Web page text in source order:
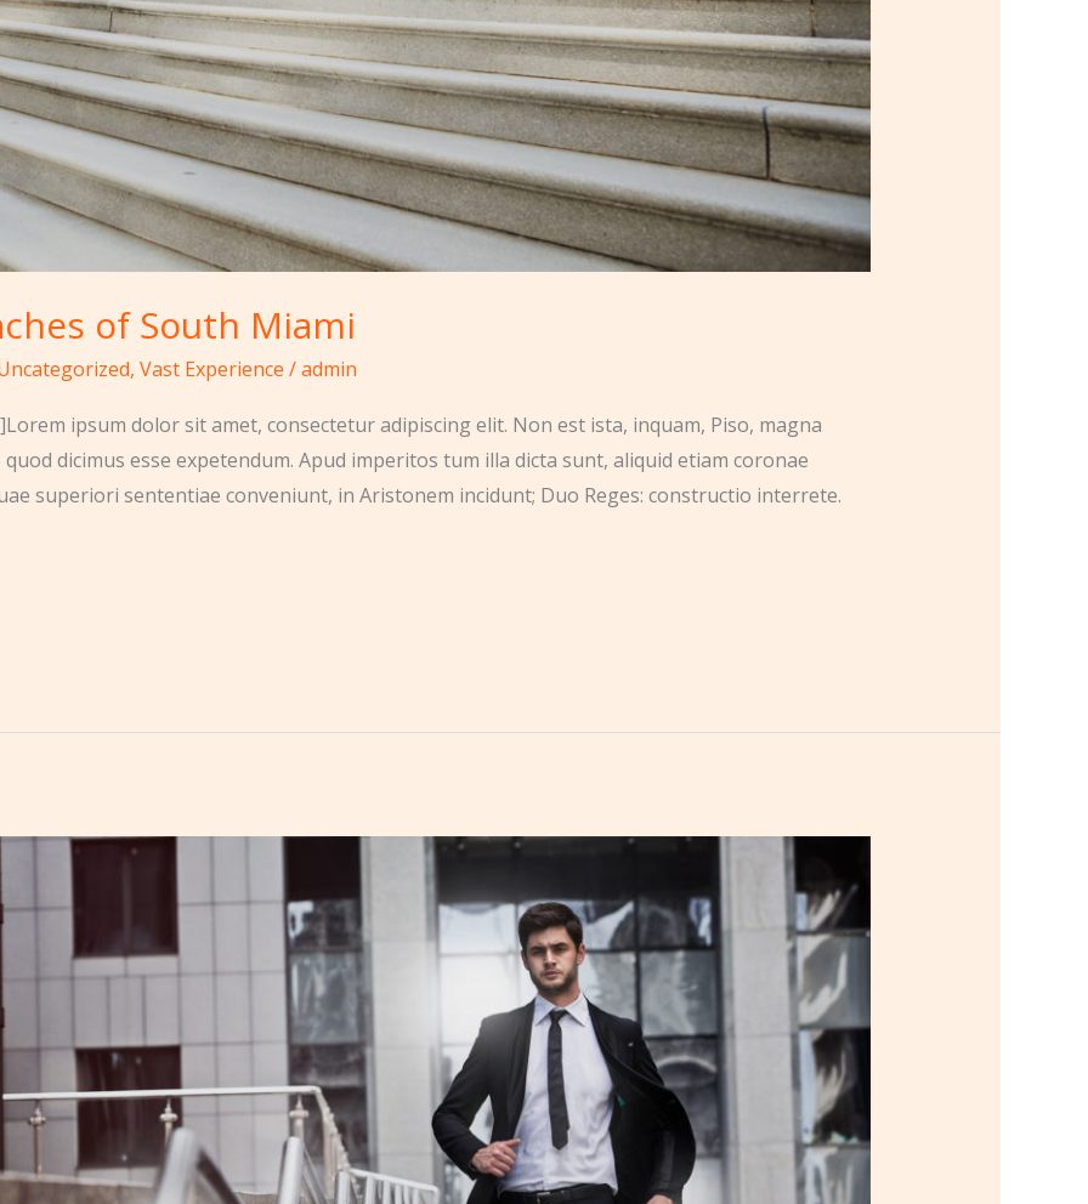
of South Miami
, Vast Experience /admin
ipsum dolor sit amet, consectetur adipiscing elit. Non est ista, inquam, Piso, magna
dicimus esse expetendum. Apud imperitos tum illa dicta sunt, aliquid etiam coronae
superiori sententiae conveniunt, in Aristonem incidunt; Duo Reges: constructio interrete.